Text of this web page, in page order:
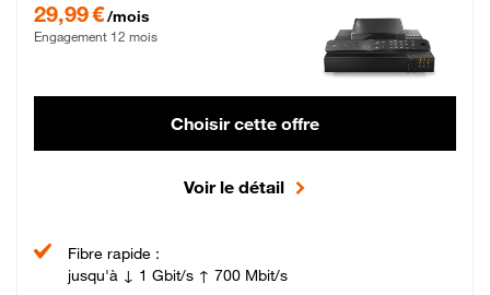
29,99 €/mois
Engagement 12 mois
Choisir cette offre
Voir le détail
Fibre rapide :
jusqu'à ↓ 1 Gbit/s ↑ 700 Mbit/s